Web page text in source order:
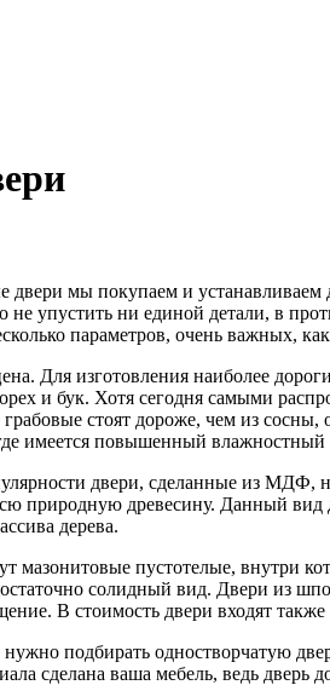
мы покупаем и устанавливаем
не упустить ни единой детали, в
параметров, очень важных,
Для изготовления наиболее
и бук. Хотя сегодня самыми
грабовые стоят дороже, чем из
имеется повышенный влажностный
двери, сделанные из МДФ,
природную древесину. Данный
дерева.
пустотелые, внутри
солидный вид. Двери из
В стоимость двери входят
подбирать одностворчатую
сделана ваша мебель, ведь дверь